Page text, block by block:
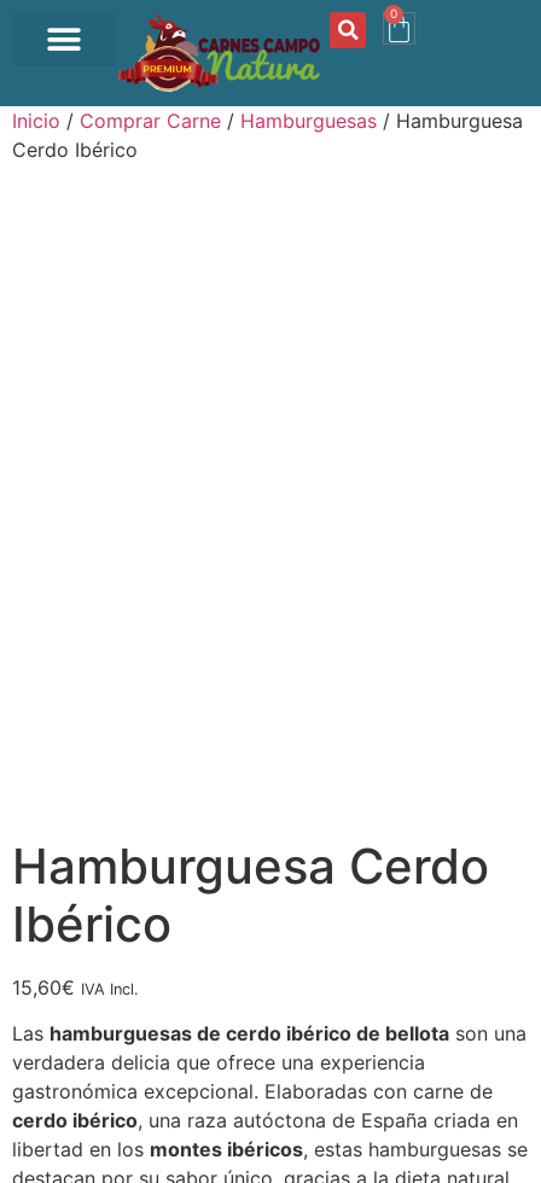
0
Inicio / Comprar Carne / Hamburguesas / Hamburguesa
Cerdo Ibérico
Hamburguesa Cerdo
Ibérico
15,60€ IVA Incl.
Las hamburguesas de cerdo ibérico de bellota son una
verdadera delicia que ofrece una experiencia
gastronómica excepcional. Elaboradas con carne de
cerdo ibérico, una raza autóctona de España criada en
libertad en los montes ibéricos, estas hamburguesas se
destacan por su sabor único, gracias a la dieta natural